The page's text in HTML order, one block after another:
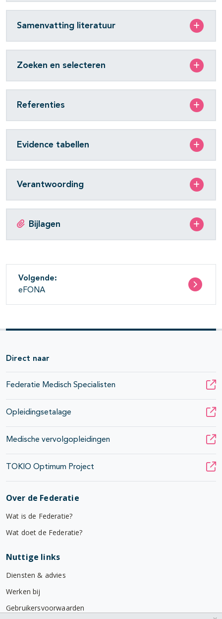
Samenvatting literatuur
Zoeken en selecteren
Referenties
Evidence tabellen
Verantwoording
Bijlagen
Volgende:
eFONA
Direct naar
Federatie Medisch Specialisten
Opleidingsetalage
Medische vervolgopleidingen
TOKIO Optimum Project
Over de Federatie
Wat is de Federatie?
Wat doet de Federatie?
Nuttige links
Diensten & advies
Werken bij
Gebruikersvoorwaarden